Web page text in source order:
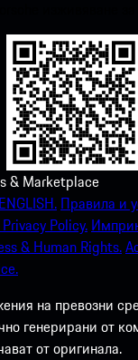
& Marketplace
ENGLISH. Правила и
Policy.
& Human Rights.
на превозни
генерирани от
от оригинала.